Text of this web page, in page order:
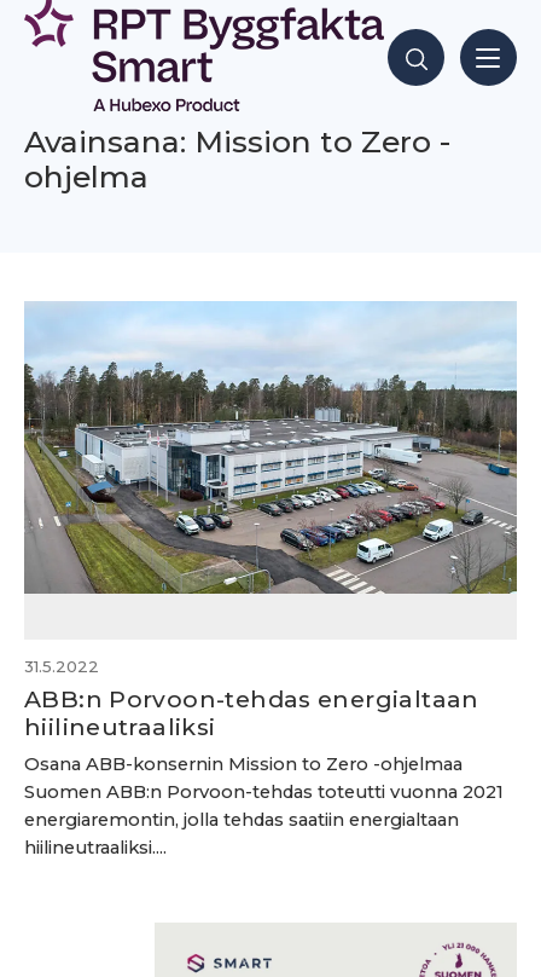
Siirry
sisältöön
Hae sisältöjä
Avainsana: Mission to Zero -
ohjelma
31.5.2022
ABB:n Porvoon-tehdas energialtaan
hiilineutraaliksi
Osana ABB-konsernin Mission to Zero -ohjelmaa
Suomen ABB:n Porvoon-tehdas toteutti vuonna 2021
energiaremontin, jolla tehdas saatiin energialtaan
hiilineutraaliksi....